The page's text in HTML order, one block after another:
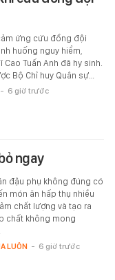
ứng cứu đồng đội
huống nguy hiểm,
Cao Tuấn Anh đã hy sinh.
Bộ Chỉ huy Quân sự…
- 6 giờ trước
ngay
đậu phụ không đúng có
món ăn hấp thụ nhiều
chất lượng và tạo ra
chất không mong
LUÔN - 6 giờ trước